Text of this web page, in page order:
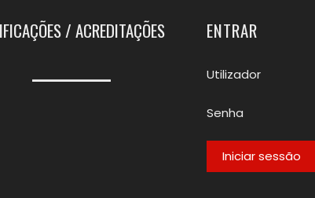
/ ACREDITAÇÕES ENTRAR
Utilizador
Senha